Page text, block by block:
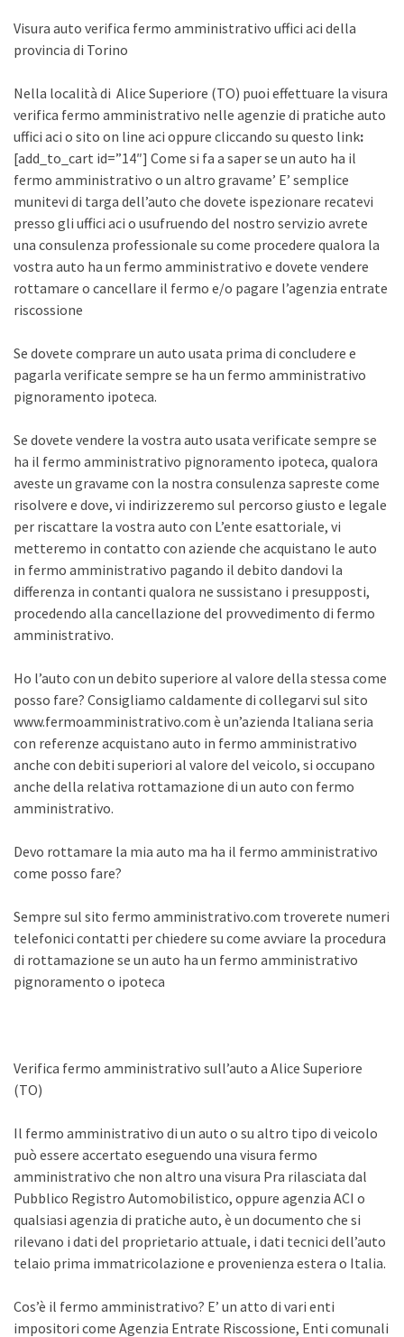
Visura auto verifica fermo amministrativo uffici aci della
provincia di Torino
Nella località di Alice Superiore (TO) puoi effettuare la visura
verifica fermo amministrativo nelle agenzie di pratiche auto
uffici aci o sito on line aci oppure cliccando su questo link:
[add_to_cart id=”14″] Come si fa a saper se un auto ha il
fermo amministrativo o un altro gravame’ E’ semplice
munitevi di targa dell’auto che dovete ispezionare recatevi
presso gli uffici aci o usufruendo del nostro servizio avrete
una consulenza professionale su come procedere qualora la
vostra auto ha un fermo amministrativo e dovete vendere
rottamare o cancellare il fermo e/o pagare l’agenzia entrate
riscossione
Se dovete comprare un auto usata prima di concludere e
pagarla verificate sempre se ha un fermo amministrativo
pignoramento ipoteca.
Se dovete vendere la vostra auto usata verificate sempre se
ha il fermo amministrativo pignoramento ipoteca, qualora
aveste un gravame con la nostra consulenza sapreste come
risolvere e dove, vi indirizzeremo sul percorso giusto e legale
per riscattare la vostra auto con L’ente esattoriale, vi
metteremo in contatto con aziende che acquistano le auto
in fermo amministrativo pagando il debito dandovi la
differenza in contanti qualora ne sussistano i presupposti,
procedendo alla cancellazione del provvedimento di fermo
amministrativo.
Ho l’auto con un debito superiore al valore della stessa come
posso fare? Consigliamo caldamente di collegarvi sul sito
www.fermoamministrativo.com è un’azienda Italiana seria
con referenze acquistano auto in fermo amministrativo
anche con debiti superiori al valore del veicolo, si occupano
anche della relativa rottamazione di un auto con fermo
amministrativo.
Devo rottamare la mia auto ma ha il fermo amministrativo
come posso fare?
Sempre sul sito fermo amministrativo.com troverete numeri
telefonici contatti per chiedere su come avviare la procedura
di rottamazione se un auto ha un fermo amministrativo
pignoramento o ipoteca
Verifica fermo amministrativo sull’auto a Alice Superiore
(TO)
Il fermo amministrativo di un auto o su altro tipo di veicolo
può essere accertato eseguendo una visura fermo
amministrativo che non altro una visura Pra rilasciata dal
Pubblico Registro Automobilistico, oppure agenzia ACI o
qualsiasi agenzia di pratiche auto, è un documento che si
rilevano i dati del proprietario attuale, i dati tecnici dell’auto
telaio prima immatricolazione e provenienza estera o Italia.
Cos’è il fermo amministrativo? E’ un atto di vari enti
impositori come Agenzia Entrate Riscossione, Enti comunali